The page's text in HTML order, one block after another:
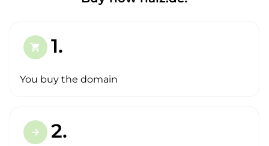
shopping_cart 1.
You buy the domain
arrow_forward 2.